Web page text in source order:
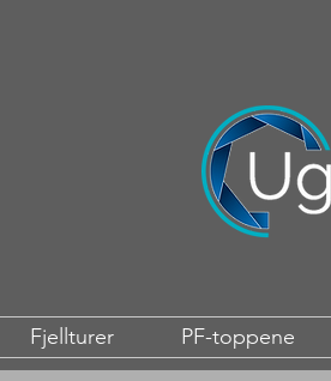
Fjellturer PF-toppene